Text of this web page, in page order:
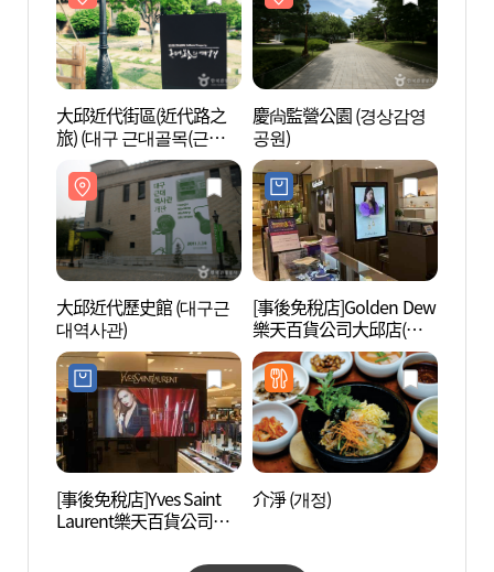
大邱近代街區(近代路之
旅) (대구 근대골목(근대
로의 여행))
慶尙監營公園 (경상감영
공원)
大邱近代歷史館 (대구근
대역사관)
[事後免稅店]Golden Dew
樂天百貨公司大邱店(골
든듀 롯데백화점 대구점)
[事後免稅店]Yves Saint
Laurent樂天百貨公司大
介淨 (개정)